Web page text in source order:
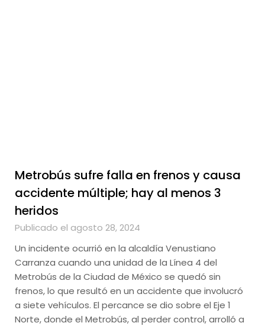
Metrobús sufre falla en frenos y causa
accidente múltiple; hay al menos 3
heridos
Publicado el agosto 28, 2024
Un incidente ocurrió en la alcaldía Venustiano
Carranza cuando una unidad de la Línea 4 del
Metrobús de la Ciudad de México se quedó sin
frenos, lo que resultó en un accidente que involucró
a siete vehículos. El percance se dio sobre el Eje 1
Norte, donde el Metrobús, al perder control, arrolló a